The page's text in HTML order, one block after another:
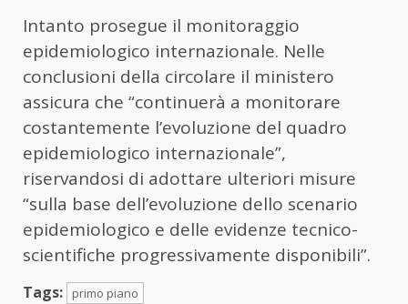
Intanto prosegue il monitoraggio
epidemiologico internazionale. Nelle
conclusioni della circolare il ministero
assicura che “continuerà a monitorare
costantemente l’evoluzione del quadro
epidemiologico internazionale”,
riservandosi di adottare ulteriori misure
“sulla base dell’evoluzione dello scenario
epidemiologico e delle evidenze tecnico-
scientifiche progressivamente disponibili”.
Tags: primo piano